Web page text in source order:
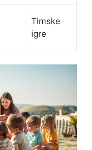
Timske
igre